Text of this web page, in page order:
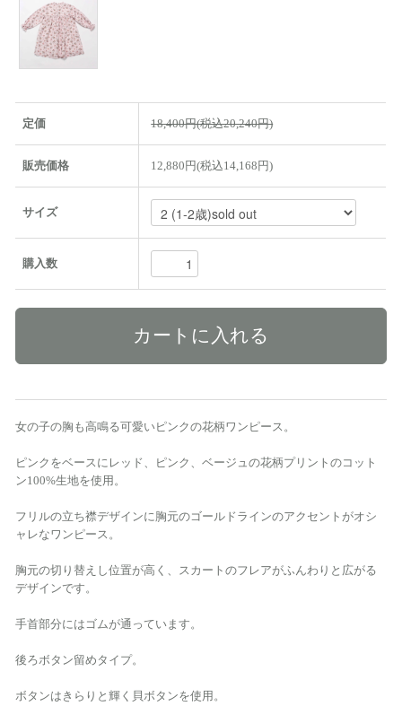
定価 18,400円(税込20,240円)
販売価格 12,880円(税込14,168円)
サイズ
購入数
女の子の胸も高鳴る可愛いピンクの花柄ワンピース。
ピンクをベースにレッド、ピンク、ベージュの花柄プリントのコット
ン100%生地を使用。
フリルの立ち襟デザインに胸元のゴールドラインのアクセントがオシ
ャレなワンピース。
胸元の切り替えし位置が高く、スカートのフレアがふんわりと広がる
デザインです。
手首部分にはゴムが通っています。
後ろボタン留めタイプ。
ボタンはきらりと輝く貝ボタンを使用。